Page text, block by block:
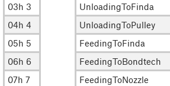
03h 3
UnloadingToFinda
04h 4
UnloadingToPulley
05h 5
FeedingToFinda
06h 6
FeedingToBondtech
07h 7
FeedingToNozzle